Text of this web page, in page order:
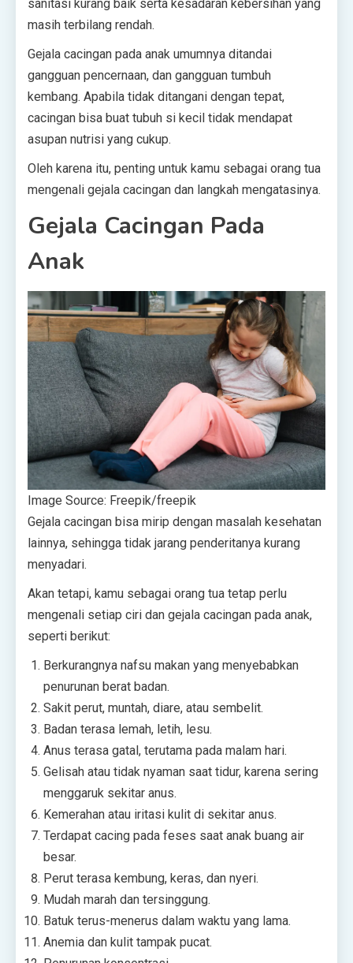
sanitasi kurang baik serta kesadaran kebersihan yang
masih terbilang rendah.
Gejala cacingan pada anak umumnya ditandai
gangguan pencernaan, dan gangguan tumbuh
kembang. Apabila tidak ditangani dengan tepat,
cacingan bisa buat tubuh si kecil tidak mendapat
asupan nutrisi yang cukup.
Oleh karena itu, penting untuk kamu sebagai orang tua
mengenali gejala cacingan dan langkah mengatasinya.
Gejala Cacingan Pada
Anak
Image Source: Freepik/freepik
Gejala cacingan bisa mirip dengan masalah kesehatan
lainnya, sehingga tidak jarang penderitanya kurang
menyadari.
Akan tetapi, kamu sebagai orang tua tetap perlu
mengenali setiap ciri dan gejala cacingan pada anak,
seperti berikut:
Berkurangnya nafsu makan yang menyebabkan
penurunan berat badan.
Sakit perut, muntah, diare, atau sembelit.
Badan terasa lemah, letih, lesu.
Anus terasa gatal, terutama pada malam hari.
Gelisah atau tidak nyaman saat tidur, karena sering
menggaruk sekitar anus.
Kemerahan atau iritasi kulit di sekitar anus.
Terdapat cacing pada feses saat anak buang air
besar.
Perut terasa kembung, keras, dan nyeri.
Mudah marah dan tersinggung.
Batuk terus-menerus dalam waktu yang lama.
Anemia dan kulit tampak pucat.